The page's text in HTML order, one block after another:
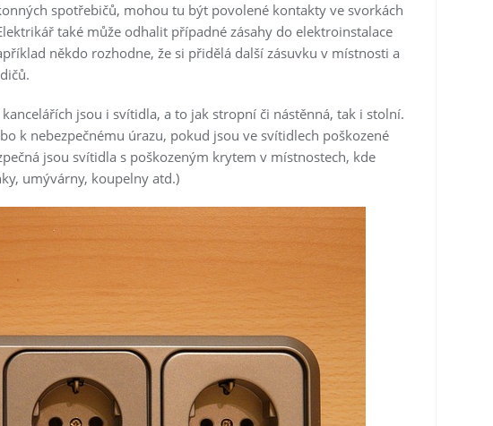
spotřebičů, mohou tu být povolené kontakty ve svorkách
také může odhalit případné zásahy do elektroinstalace
někdo rozhodne, že si přidělá další zásuvku v místnosti a
jsou i svítidla, a to jak stropní či nástěnná, tak i stolní.
k nebezpečnému úrazu, pokud jsou ve svítidlech poškozené
jsou svítidla s poškozeným krytem v místnostech, kde
umývárny, koupelny atd.)